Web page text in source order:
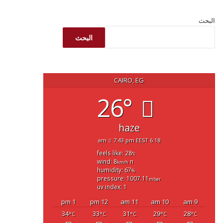
البحث
البحث
CAIRO, EG
26°
haze
6:18 am
7:43 pm EEST
feels like: 28°c
wind: 8km/h n
humidity: 67%
pressure: 1007.11 mbar
uv index: 1
9 am
10 am
11 am
12 pm
1 pm
28°C
29°C
31°C
33°C
34°C